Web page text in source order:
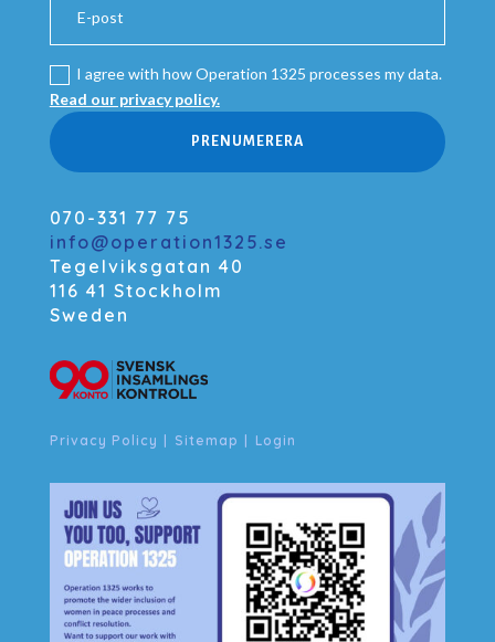
I agree with how Operation 1325 processes my data.
Read our privacy policy.
PRENUMERERA
070-331 77 75
info@operation1325.se
Tegelviksgatan 40
116 41 Stockholm
Sweden
Privacy Policy Sitemap Login